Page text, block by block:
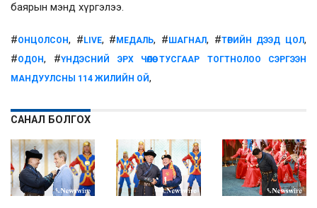
баярын мэнд хүргэлээ.
#ОНЦОЛСОН, # LIVE, # МЕДАЛЬ, # ШАГНАЛ, #ТӨРИЙН ДЭЭД ЦОЛ,
#ОДОН, #ҮНДЭСНИЙ ЭРХ ЧӨЛӨӨ ТУСГААР ТОГТНОЛОО СЭРГЭЭН
МАНДУУЛСНЫ 114 ЖИЛИЙН ОЙ,
САНАЛ БОЛГОХ